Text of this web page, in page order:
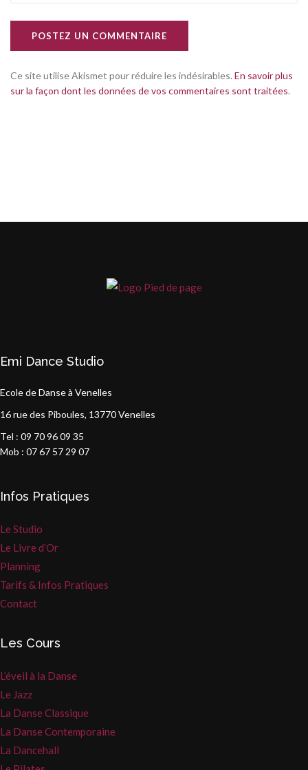
POSTEZ UN COMMENTAIRE
Ce site utilise Akismet pour réduire les indésirables. En savoir plus
sur la façon dont les données de vos commentaires sont traitées.
Emi Dance Studio
Ecole de Danse à Venelles
16 rue des Piboules, 13770 Venelles
Tel : 09 70 96 09 35
Mob : 07 67 57 29 07
Infos Pratiques
Le Studio
Le Livre d’Or
Planning
Tarifs & Infos Pratiques
Contact
Les Cours
L’éveil à la Danse
Le Jazz
La Danse Classique
La Danse Contemporaine
La Dancehall